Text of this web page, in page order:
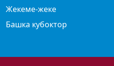
Жекеме-жеке
Башка кубоктор